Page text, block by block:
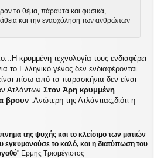
το θέμα, πάραυτα και φυσικά,
και την ενασχόληση των ανθρώπων
κρυμμένη τεχνολογία τους ενδιαφέρει
το Ελληνικό γένος δεν ενδιαφέρονται
πίσω από τα παρασκήνια δεν είναι
Ατλάντων.Στον Άρη κρυμμένη
βρουν .Ανώτερη της Ατλάντιας,διότι η
της ψυχής και το κλείσιμο των ματιών
εγκυμονούσε το καλό, και η διατύπωση του
" Ερμής Τρισμέγιστος